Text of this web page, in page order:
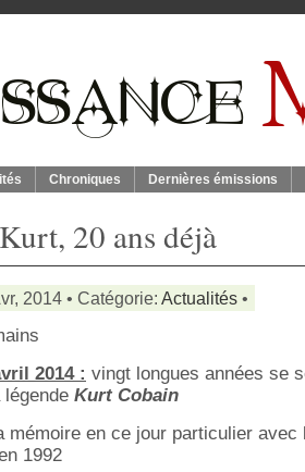
Chroniques Dernières émissions
20 ans déjà
2014 • Catégorie: Actualités •
2014 : vingt longues années se
Kurt Cobain
mémoire en ce jour particulier
1992